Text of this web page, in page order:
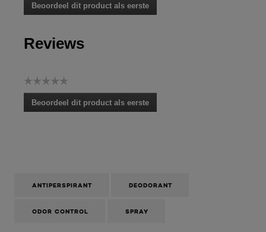
scorewaarde
Beoordeel dit product als eerste
.
deze
actie
een
modaal
dialoogvenster.
Reviews
☆☆☆☆☆
Geen
scorewaarde
Beoordeel dit product als eerste
.
een
ANTIPERSPIRANT DEODORANT
ODOR CONTROL SPRAY